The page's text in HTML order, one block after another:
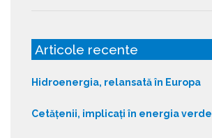
Articole recente
Hidroenergia, relansată în Europa
Cetățenii, implicați în energia verde